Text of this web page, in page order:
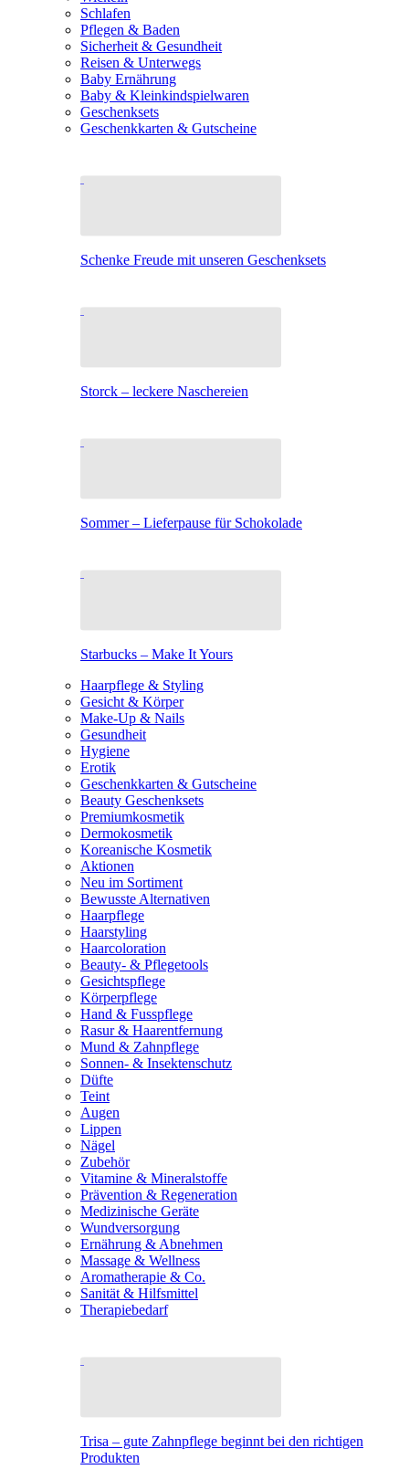
Schlafen
Pflegen & Baden
Sicherheit & Gesundheit
Reisen & Unterwegs
Baby Ernährung
Baby & Kleinkindspielwaren
Geschenksets
Geschenkkarten & Gutscheine
Schenke Freude mit unseren Geschenksets
Storck – leckere Naschereien
Sommer – Lieferpause für Schokolade
Starbucks – Make It Yours
Haarpflege & Styling
Gesicht & Körper
Make-Up & Nails
Gesundheit
Hygiene
Erotik
Geschenkkarten & Gutscheine
Beauty Geschenksets
Premiumkosmetik
Dermokosmetik
Koreanische Kosmetik
Aktionen
Neu im Sortiment
Bewusste Alternativen
Haarpflege
Haarstyling
Haarcoloration
Beauty- & Pflegetools
Gesichtspflege
Körperpflege
Hand & Fusspflege
Rasur & Haarentfernung
Mund & Zahnpflege
Sonnen- & Insektenschutz
Düfte
Teint
Augen
Lippen
Nägel
Zubehör
Vitamine & Mineralstoffe
Prävention & Regeneration
Medizinische Geräte
Wundversorgung
Ernährung & Abnehmen
Massage & Wellness
Aromatherapie & Co.
Sanität & Hilfsmittel
Therapiebedarf
Trisa – gute Zahnpflege beginnt bei den richtigen
Produkten